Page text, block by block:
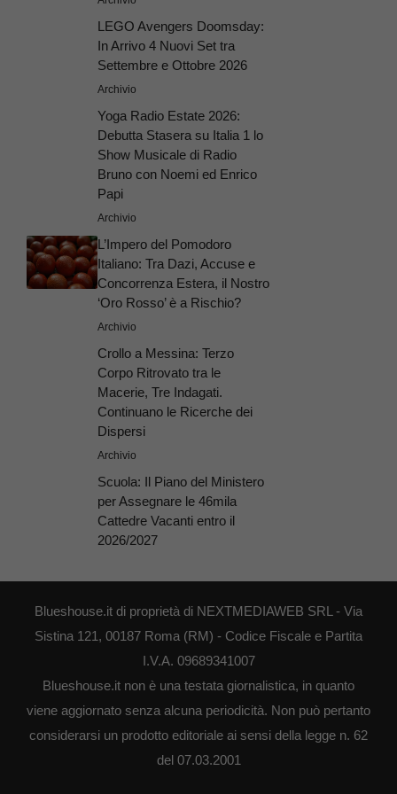
LEGO Avengers Doomsday:
In Arrivo 4 Nuovi Set tra
Settembre e Ottobre 2026
Archivio
Yoga Radio Estate 2026:
Debutta Stasera su Italia 1 lo
Show Musicale di Radio
Bruno con Noemi ed Enrico
Papi
Archivio
L’Impero del Pomodoro
Italiano: Tra Dazi, Accuse e
Concorrenza Estera, il Nostro
‘Oro Rosso’ è a Rischio?
Archivio
Crollo a Messina: Terzo
Corpo Ritrovato tra le
Macerie, Tre Indagati.
Continuano le Ricerche dei
Dispersi
Archivio
Scuola: Il Piano del Ministero
per Assegnare le 46mila
Cattedre Vacanti entro il
2026/2027
Blueshouse.it di proprietà di NEXTMEDIAWEB SRL - Via
Sistina 121, 00187 Roma (RM) - Codice Fiscale e Partita
I.V.A. 09689341007
Blueshouse.it non è una testata giornalistica, in quanto
viene aggiornato senza alcuna periodicità. Non può pertanto
considerarsi un prodotto editoriale ai sensi della legge n. 62
del 07.03.2001